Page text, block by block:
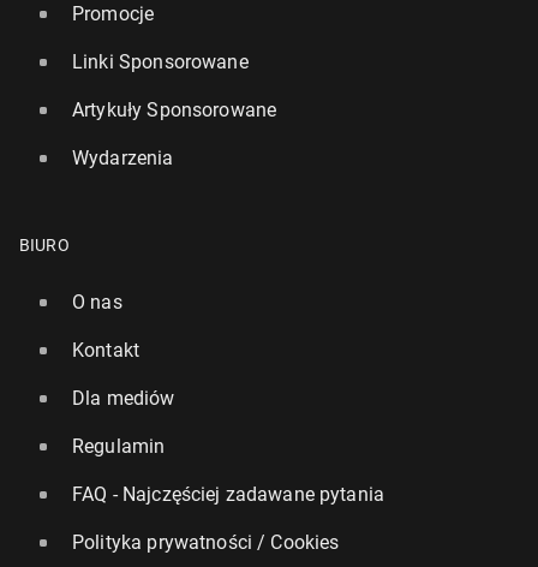
Promocje
Linki Sponsorowane
Artykuły Sponsorowane
Wydarzenia
BIURO
O nas
Kontakt
Dla mediów
Regulamin
FAQ - Najczęściej zadawane pytania
Polityka prywatności / Cookies